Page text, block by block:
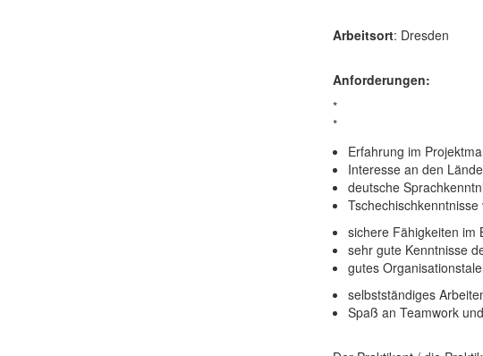
Arbeitsort: Dresden
Anforderungen:
*
*
Erfahrung im
Interesse an den
deutsche
Tschechischkenntnisse
sichere Fähigkeiten im
sehr gute Kenntnisse
gutes
selbstständiges
Spaß an Teamwork